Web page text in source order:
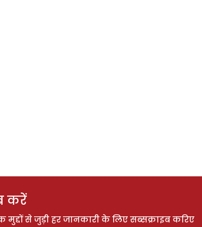
करें
से जुड़ी हर जानकारी के लिए सब्सक्राइब करिए